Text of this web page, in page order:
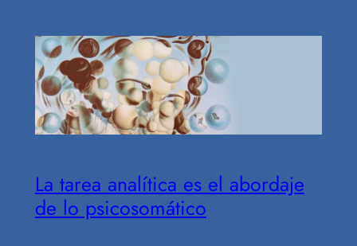
La tarea analítica es el abordaje
de lo psicosomático